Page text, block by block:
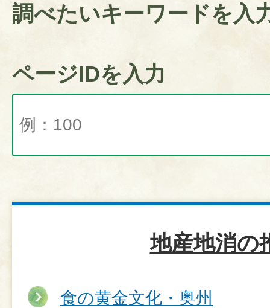
調べたいキーワードを入
ページIDを入力
地産地消の
食の黄金文化・奥州